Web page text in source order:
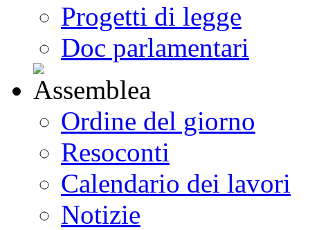
Progetti di legge
Doc parlamentari
Ordine del giorno
Resoconti
Calendario dei lavori
Notizie